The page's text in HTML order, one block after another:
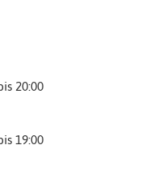
20:00
19:00